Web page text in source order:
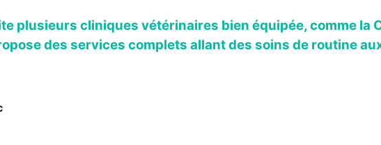
plusieurs cliniques vétérinaires bien équipée, comme la
des services complets allant des soins de routine